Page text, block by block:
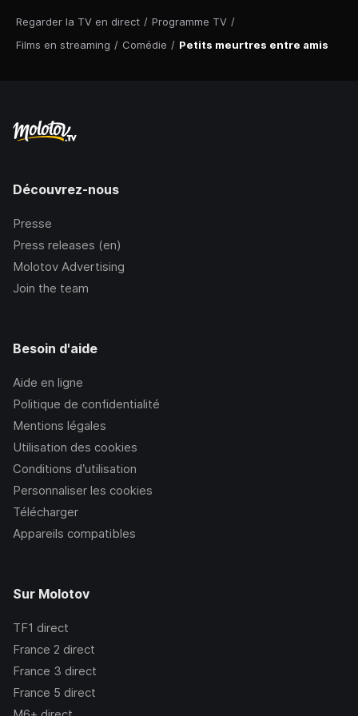
Regarder la TV en direct / Programme TV /
Films en streaming / Comédie / Petits meurtres entre amis
Découvrez-nous
Presse
Press releases (en)
Molotov Advertising
Join the team
Besoin d'aide
Aide en ligne
Politique de confidentialité
Mentions légales
Utilisation des cookies
Conditions d’utilisation
Personnaliser les cookies
Télécharger
Appareils compatibles
Sur Molotov
TF1 direct
France 2 direct
France 3 direct
France 5 direct